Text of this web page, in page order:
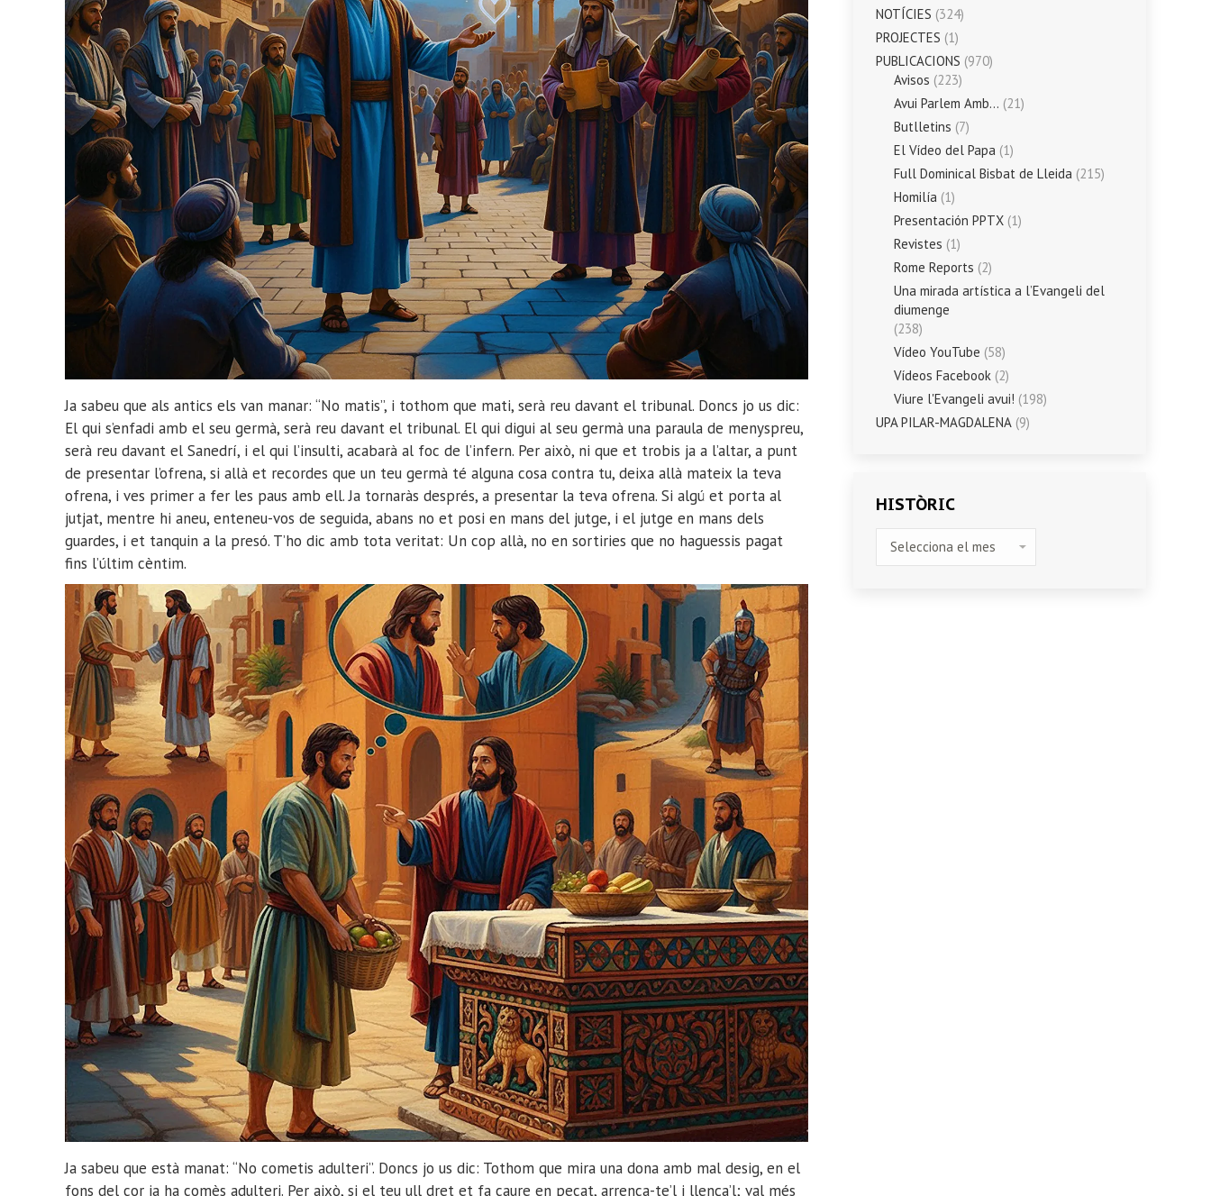
Ja sabeu que als antics els van manar: “No matis”, i tothom que mati, serà reu davant el tribunal. Doncs jo us dic:
El qui s’enfadi amb el seu germà, serà reu davant el tribunal. El qui digui al seu germà una paraula de menyspreu,
serà reu davant el Sanedrí, i el qui l’insulti, acabarà al foc de l’infern. Per això, ni que et trobis ja a l’altar, a punt
de presentar l’ofrena, si allà et recordes que un teu germà té alguna cosa contra tu, deixa allà mateix la teva
ofrena, i ves primer a fer les paus amb ell. Ja tornaràs després, a presentar la teva ofrena. Si algú et porta al
jutjat, mentre hi aneu, enteneu-vos de seguida, abans no et posi en mans del jutge, i el jutge en mans dels
guardes, i et tanquin a la presó. T’ho dic amb tota veritat: Un cop allà, no en sortiries que no haguessis pagat
fins l’últim cèntim.
Ja sabeu que està manat: “No cometis adulteri”. Doncs jo us dic: Tothom que mira una dona amb mal desig, en el
fons del cor ja ha comès adulteri. Per això, si el teu ull dret et fa caure en pecat, arrenca-te’l i llença’l; val més
NOTÍCIES (324)
PROJECTES (1)
PUBLICACIONS (970)
Avisos (223)
Avui Parlem Amb… (21)
Butlletins (7)
El Vídeo del Papa (1)
Full Dominical Bisbat de Lleida (215)
Homilía (1)
Presentación PPTX (1)
Revistes (1)
Rome Reports (2)
Una mirada artística a l’Evangeli del
diumenge
(238)
Vídeo YouTube (58)
Vídeos Facebook (2)
Viure l'Evangeli avui! (198)
UPA PILAR-MAGDALENA (9)
HISTÒRIC